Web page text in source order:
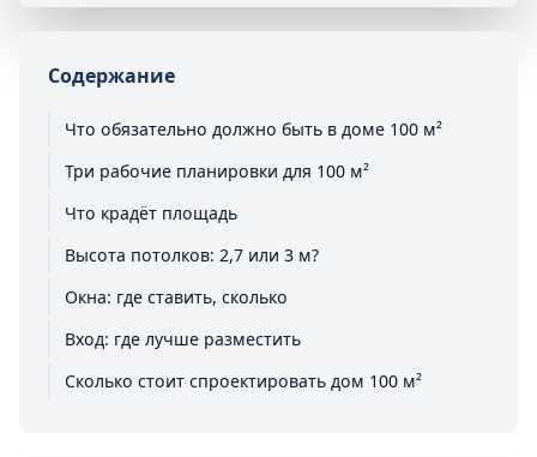
Содержание
Что обязательно должно быть в доме 100 м²
Три рабочие планировки для 100 м²
Что крадёт площадь
Высота потолков: 2,7 или 3 м?
Окна: где ставить, сколько
Вход: где лучше разместить
Сколько стоит спроектировать дом 100 м²